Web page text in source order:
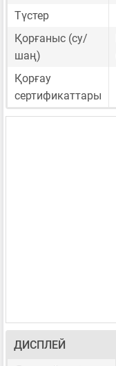
Түстер
Қорғаныс (су/
шаң)
Қорғау
сертификаттары
ДИСПЛЕЙ